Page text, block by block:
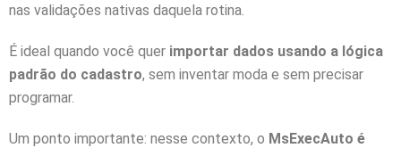
nas validações nativas daquela rotina.
É ideal quando você quer importar dados usando a lógica
padrão do cadastro, sem inventar moda e sem precisar
programar.
Um ponto importante: nesse contexto, o MsExecAuto é